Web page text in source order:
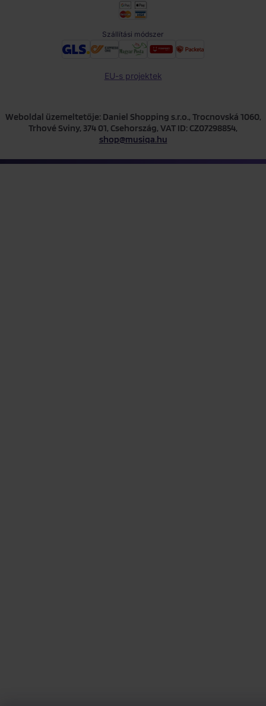
Szállítási módszer
EU-s projektek
Weboldal üzemeltetője: Daniel Shopping s.r.o., Trocnovská 1060,
Trhové Sviny, 374 01, Csehország, VAT ID: CZ07298854,
shop@musiqa.hu